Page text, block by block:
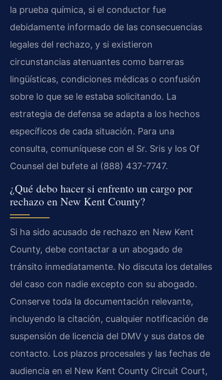
la prueba química, si el conductor fue
debidamente informado de las consecuencias
legales del rechazo, y si existieron
circunstancias atenuantes como barreras
lingüísticas, condiciones médicas o confusión
sobre lo que se le estaba solicitando. La
estrategia de defensa se adapta a los hechos
específicos de cada situación. Para una
consulta, comuníquese con el Sr. Sris y los Of
Counsel del bufete al (888) 437-7747.
¿Qué debo hacer si enfrento un cargo por
rechazo en New Kent County?
Si ha sido acusado de rechazo en New Kent
County, debe contactar a un abogado de
tránsito inmediatamente. No discuta los detalles
del caso con nadie excepto con su abogado.
Conserve toda la documentación relevante,
incluyendo la citación, cualquier notificación de
suspensión de licencia del DMV y sus datos de
contacto. Los plazos procesales y las fechas de
audiencia en el New Kent County Circuit Court,